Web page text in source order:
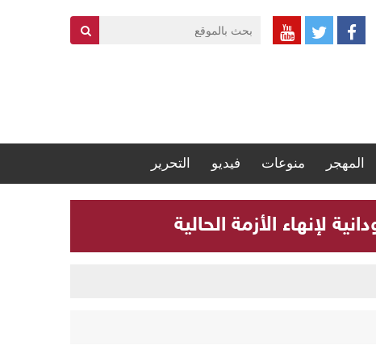
المهجر منوعات فيديو التحرير
لإنهاء الأزمة الحالية